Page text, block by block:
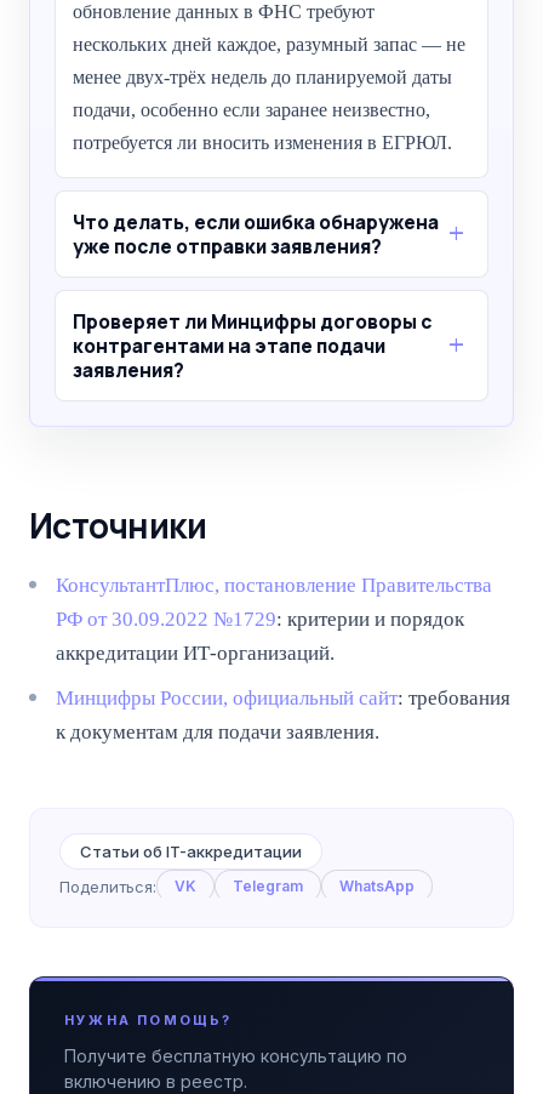
обновление данных в ФНС требуют
нескольких дней каждое, разумный запас — не
менее двух-трёх недель до планируемой даты
подачи, особенно если заранее неизвестно,
потребуется ли вносить изменения в ЕГРЮЛ.
Что делать, если ошибка обнаружена
уже после отправки заявления?
Проверяет ли Минцифры договоры с
контрагентами на этапе подачи
заявления?
Источники
КонсультантПлюс, постановление Правительства
РФ от 30.09.2022 №1729: критерии и порядок
аккредитации ИТ-организаций.
Минцифры России, официальный сайт: требования
к документам для подачи заявления.
Статьи об IT-аккредитации
Поделиться:
VK Telegram WhatsApp
НУЖНА ПОМОЩЬ?
Получите бесплатную консультацию по
включению в реестр.